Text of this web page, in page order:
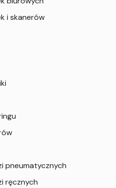
i skanerów
pneumatycznych
ręcznych